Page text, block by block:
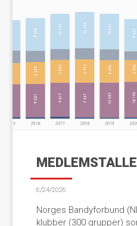
6/24/2026
Norges Bandyforbund
klubber (300 grupper)